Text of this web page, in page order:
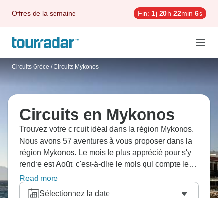
Offres de la semaine Fin: 1j 20h 22min 5s
Circuits Grèce / Circuits Mykonos
Circuits en Mykonos
Trouvez votre circuit idéal dans la région Mykonos.
Nous avons 57 aventures à vous proposer dans la
région Mykonos. Le mois le plus apprécié pour s'y
rendre est Août, c'est-à-dire le mois qui compte le
plus grand nombre de départs.
Read more
Sélectionnez la date